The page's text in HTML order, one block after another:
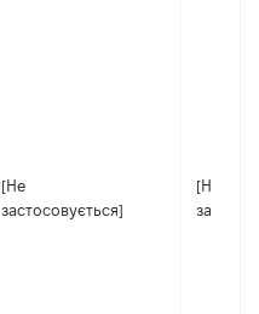
[Не
застосовується]
[Не